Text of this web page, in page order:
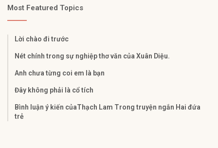
Most Featured Topics
Lời chào đi trước
Nét chính trong sự nghiệp thơ văn của Xuân Diệu.
Anh chưa từng coi em là bạn
Đây không phải là cổ tích
Bình luận ý kiến củaThạch Lam Trong truyện ngắn Hai đứa
trẻ